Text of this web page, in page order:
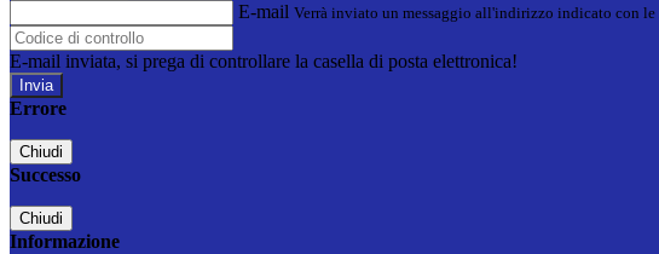
E-mail Verrà inviato un messaggio all'indirizzo indicato con le
E-mail inviata, si prega di controllare la casella di posta elettronica!
Errore
Chiudi
Successo
Chiudi
Informazione